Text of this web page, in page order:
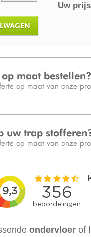
Uw
maat bestellen?
op maat van onze
uw trap
op maat van onze
ondervloer of